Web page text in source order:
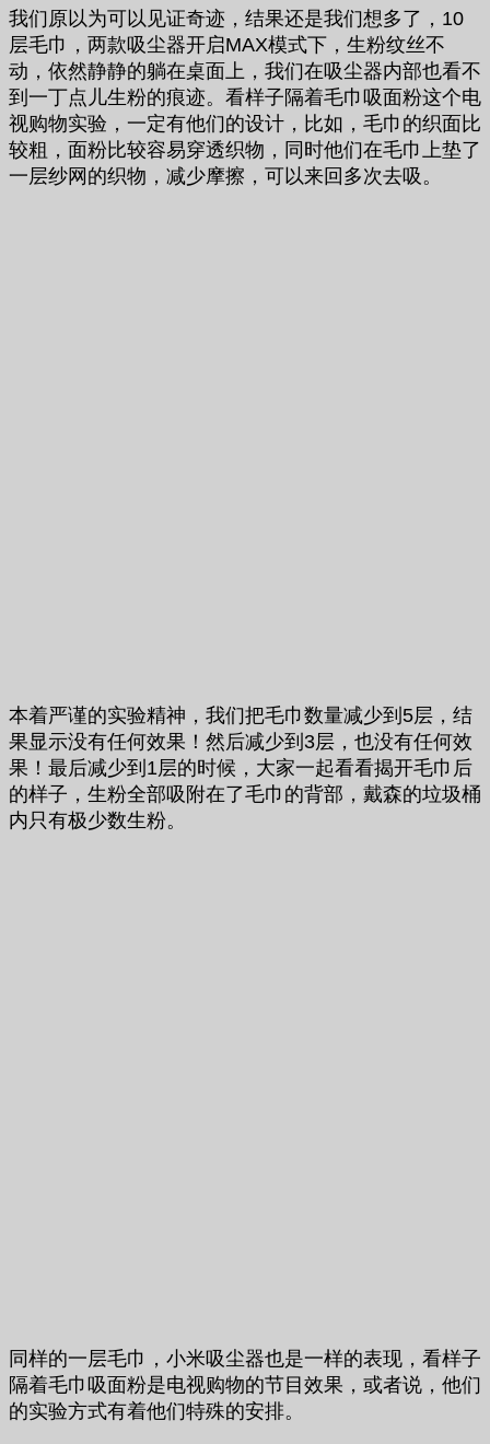
我们原以为可以见证奇迹，结果还是我们想多了，10
层毛巾，两款吸尘器开启MAX模式下，生粉纹丝不
动，依然静静的躺在桌面上，我们在吸尘器内部也看不
到一丁点儿生粉的痕迹。看样子隔着毛巾吸面粉这个电
视购物实验，一定有他们的设计，比如，毛巾的织面比
较粗，面粉比较容易穿透织物，同时他们在毛巾上垫了
一层纱网的织物，减少摩擦，可以来回多次去吸。
本着严谨的实验精神，我们把毛巾数量减少到5层，结
果显示没有任何效果！然后减少到3层，也没有任何效
果！最后减少到1层的时候，大家一起看看揭开毛巾后
的样子，生粉全部吸附在了毛巾的背部，戴森的垃圾桶
内只有极少数生粉。
同样的一层毛巾，小米吸尘器也是一样的表现，看样子
隔着毛巾吸面粉是电视购物的节目效果，或者说，他们
的实验方式有着他们特殊的安排。